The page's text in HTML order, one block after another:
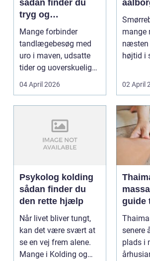
sådan finder du
tryg og
professionel
tandpleje
Mange forbinder
tandlægebesøg med
uro i maven, udsatte
tider og uoverskuelige
priser. Samtidig ved
04 April 2026
mange
næsten
højtid i
02 April
Psykolog kolding
sådan finder du
den rette hjælp
Når livet bliver tungt,
kan det være svært at
se en vej frem alene.
Mange i Kolding og
guide
senere
plads i